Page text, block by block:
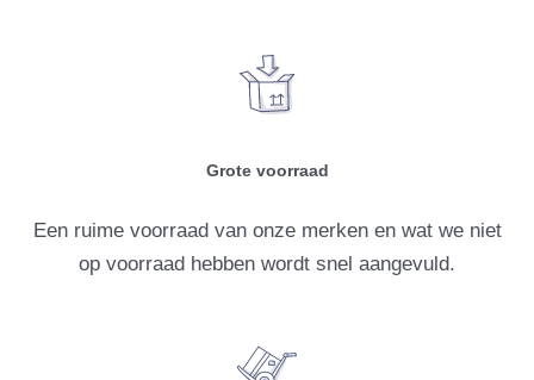
Grote voorraad
Een ruime voorraad van onze merken en wat we niet
op voorraad hebben wordt snel aangevuld.